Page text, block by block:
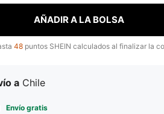
AÑADIR A LA BOLSA
48 puntos SHEIN calculados al finalizar la
a Chile
Envío gratis